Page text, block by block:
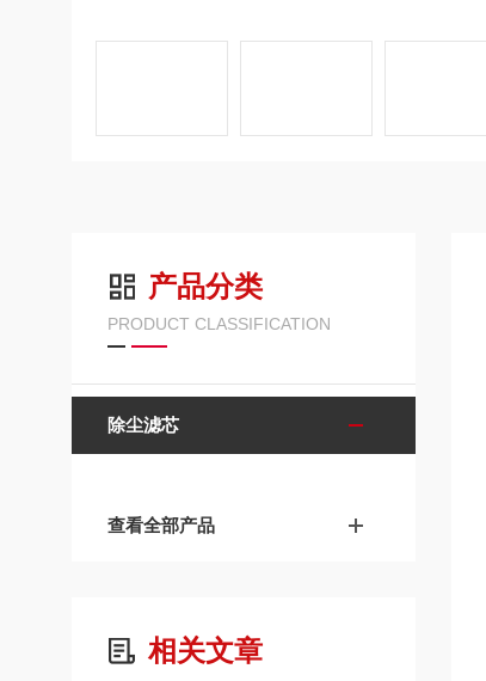
产品分类
PRODUCT CLASSIFICATION
除尘滤芯
查看全部产品
相关文章